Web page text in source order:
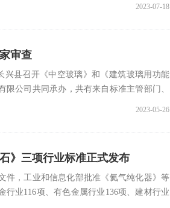
2023-07-18
审查
兴县召开《中空玻璃》和《建筑玻璃用功能
公司共同承办，共有来自标准主管部门、
2023-05-26
》三项行业标准正式发布
件，工业和信息化部批准《氦气纯化器》等
行业116项、有色金属行业136项、建材行业